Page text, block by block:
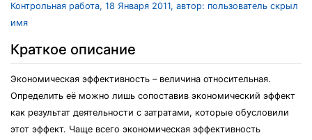
Контрольная работа, 18 Января 2011, автор: пользователь скрыл
имя
Краткое описание
Экономическая эффективность – величина относительная.
Определить её можно лишь сопоставив экономический эффект
как результат деятельности с затратами, которые обусловили
этот эффект. Чаще всего экономическая эффективность